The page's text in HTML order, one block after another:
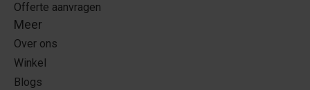
Offerte aanvragen
Meer
Over ons
Winkel
Blogs